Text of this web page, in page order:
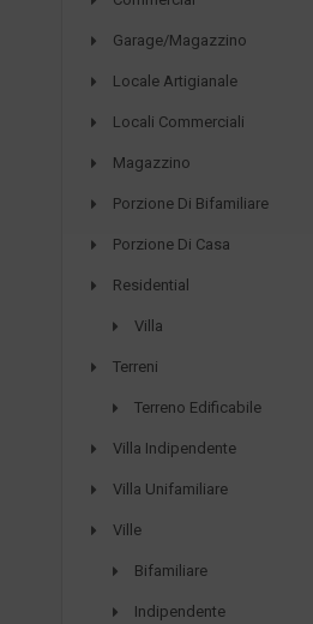
Garage/Magazzino
Locale Artigianale
Locali Commerciali
Magazzino
Porzione Di Bifamiliare
Porzione Di Casa
Residential
Villa
Terreni
Terreno Edificabile
Villa Indipendente
Villa Unifamiliare
Ville
Bifamiliare
Indipendente